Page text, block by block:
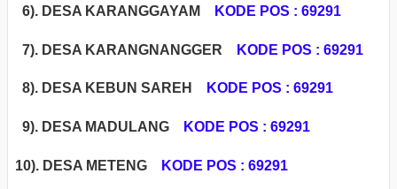
6). DESA KARANGGAYAM KODE POS : 69291
7). DESA KARANGNANGGER KODE POS : 69291
8). DESA KEBUN SAREH KODE POS : 69291
9). DESA MADULANG KODE POS : 69291
10). DESA METENG KODE POS : 69291